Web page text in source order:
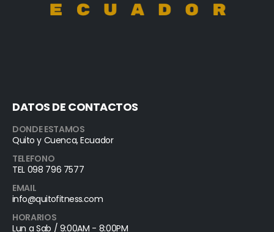
DATOS DE CONTACTOS
DONDE ESTAMOS
Quito y Cuenca, Ecuador
TELEFONO
TEL 098 796 7577
EMAIL
info@quitofitness.com
HORARIOS
Lun a Sab / 9:00AM - 8:00PM